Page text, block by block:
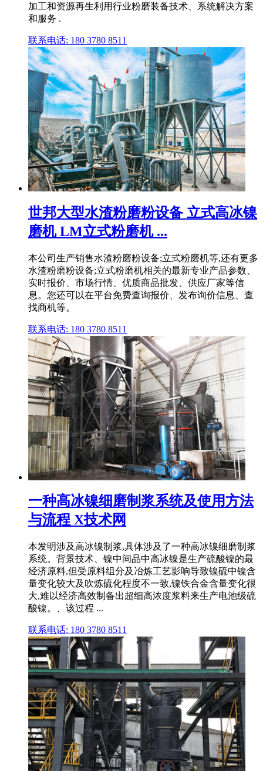
加工和资源再生利用行业粉磨装备技术、系统解决方案
和服务 .
联系电话: 180 3780 8511
世邦大型水渣粉磨粉设备 立式高冰镍
磨机 LM立式粉磨机 ...
本公司生产销售水渣粉磨粉设备;立式粉磨机等,还有更多
水渣粉磨粉设备;立式粉磨机相关的最新专业产品参数、
实时报价、市场行情、优质商品批发、供应厂家等信
息。您还可以在平台免费查询报价、发布询价信息、查
找商机等。
联系电话: 180 3780 8511
一种高冰镍细磨制浆系统及使用方法
与流程 X技术网
本发明涉及高冰镍制浆,具体涉及了一种高冰镍细磨制浆
系统。背景技术、镍中间品中高冰镍是生产硫酸镍的最
经济原料,但受原料组分及冶炼工艺影响导致镍硫中镍含
量变化较大及吹炼硫化程度不一致,镍铁合金含量变化很
大,难以经济高效制备出超细高浓度浆料来生产电池级硫
酸镍。、该过程 ...
联系电话: 180 3780 8511